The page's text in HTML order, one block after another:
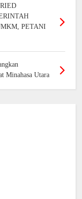
PETANI
Minahasa Utara